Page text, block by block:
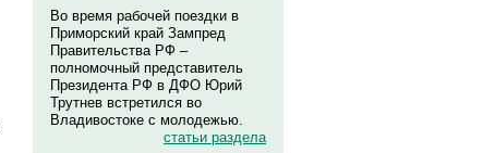
Во время рабочей поездки в
Приморский край Зампред
Правительства РФ –
полномочный представитель
Президента РФ в ДФО Юрий
Трутнев встретился во
Владивостоке с молодежью.
статьи раздела